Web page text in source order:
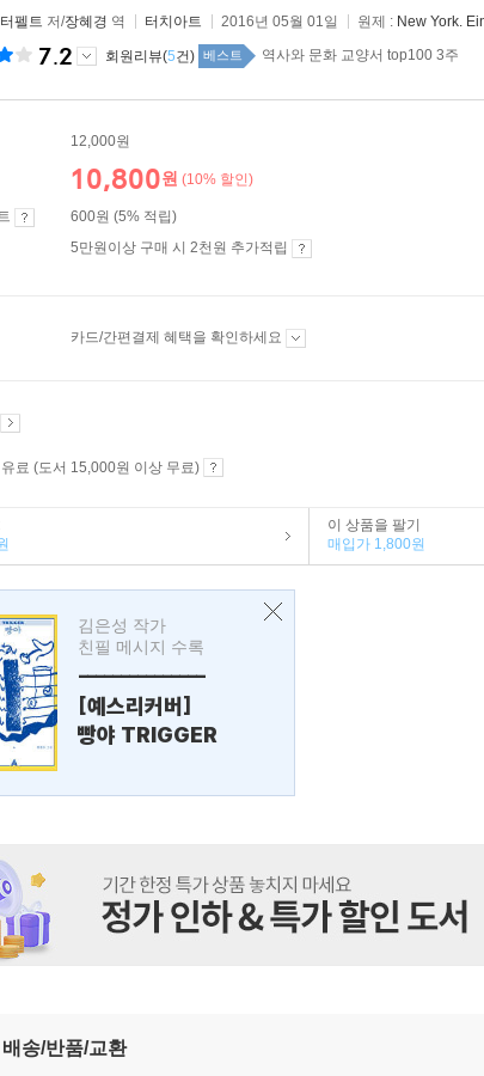
펠트 저/장혜경 역 터치아트 2016년 05월 01일 원제 : New York.
7.2 회원리뷰(5건) 베스트 역사와 문화 교양서 top100 3주
12,000원
10,800원 (10% 할인)
600원 (5% 적립)
5만원이상 구매 시 2천원 추가적립
카드/간편결제 혜택을 확인하세요
료 (도서 15,000원 이상 무료)
이 상품을 팔기
매입가 1,800원
김은성 작가
친필 메시지 수록
---------------
[예스리커버]
빵야 TRIGGER
배송/반품/교환